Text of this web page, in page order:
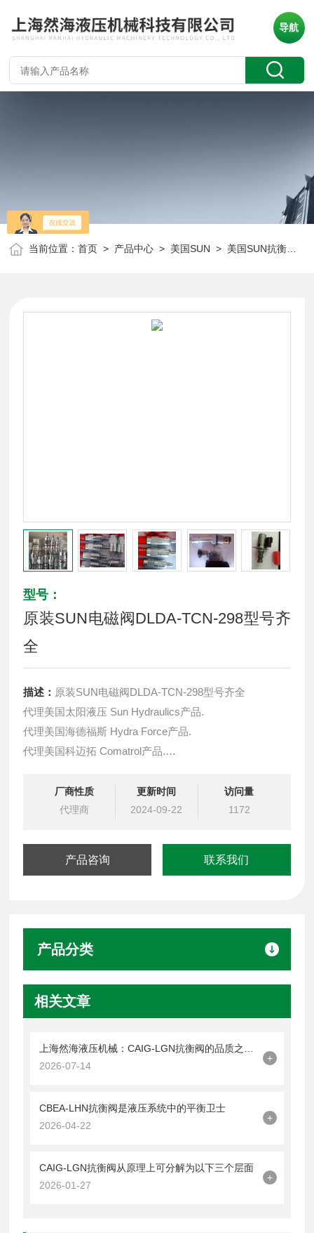
导航
当前位置：首页 > 产品中心 > 美国SUN > 美国SUN抗衡阀
型号：
原装SUN电磁阀DLDA-TCN-298型号齐
全
描述： 原装SUN电磁阀DLDA-TCN-298型号齐全
代理美国太阳液压 Sun Hydraulics产品.
代理美国海德福斯 Hydra Force产品.
代理美国科迈拓 Comatrol产品.
提供油路系统设计,油路块设计,阀块设计与选型
液压油缸，经销力士乐、派克、中国台湾北部等液压元件
厂商性质
代理商
更新时间
2024-09-22
访问量
1172
产品咨询 联系我们
产品分类
相关文章
2026-07-14
+
CBEA-LHN抗衡阀是液压系统中的平衡卫士
2026-04-22
+
CAIG-LGN抗衡阀从原理上可分解为以下三个层面
2026-01-27
+